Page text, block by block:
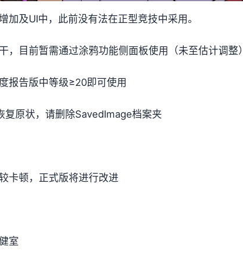
及UI中，此前没有法在正型竞技中采用。
，目前暂需通过涂鸦功能侧面板使用（未至估计调整）
报告版中等级≥20即可使用
复原状，请删除SavedImage档案夹
卡顿，正式版将进行改进
室